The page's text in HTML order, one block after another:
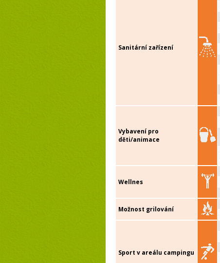
Sanitární zařízení
Vybavení pro
děti/animace
Wellnes
Možnost grilování
Sport v areálu campingu